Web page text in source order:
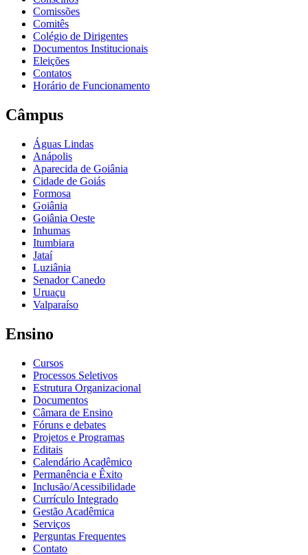
Comissões
Comitês
Colégio de Dirigentes
Documentos Institucionais
Eleições
Contatos
Horário de Funcionamento
Câmpus
Águas Lindas
Anápolis
Aparecida de Goiânia
Cidade de Goiás
Formosa
Goiânia
Goiânia Oeste
Inhumas
Itumbiara
Jataí
Luziânia
Senador Canedo
Uruaçu
Valparaíso
Ensino
Cursos
Processos Seletivos
Estrutura Organizacional
Documentos
Câmara de Ensino
Fóruns e debates
Projetos e Programas
Editais
Calendário Acadêmico
Permanência e Êxito
Inclusão/Acessibilidade
Currículo Integrado
Gestão Acadêmica
Serviços
Perguntas Frequentes
Contato